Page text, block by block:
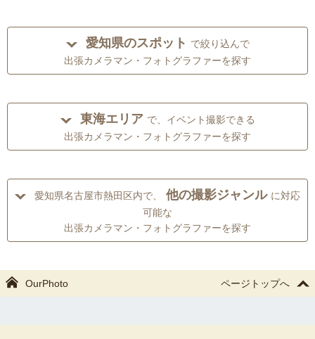
愛知県のスポット で絞り込んで
出張カメラマン・フォトグラファーを探す
東海エリア で、イベント撮影できる
出張カメラマン・フォトグラファーを探す
愛知県名古屋市熱田区内で、 他の撮影ジャンル に対応
可能な
出張カメラマン・フォトグラファーを探す
OurPhoto ページトップへ